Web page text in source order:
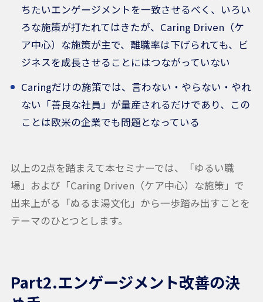
ちたいエンゲージメントを一致させるべく、いろい
ろな施策が打たれてはきたが、Caring Driven（ケ
ア中心）な施策が主で、離職率は下げられても、ビ
ジネスを成長させることにはつながっていない
Caringだけの施策では、言わない・やらない・やれ
ない「善良な社員」が量産されるだけであり、この
ことは欧米の企業でも問題となっている
以上の2点を踏まえて本セミナーでは、「ゆるい職
場」および「Caring Driven（ケア中心）な施策」で
出来上がる「ぬるま湯文化」から一歩踏み出すことを
テーマのひとつとします。
Part2.エンゲージメント改善の決